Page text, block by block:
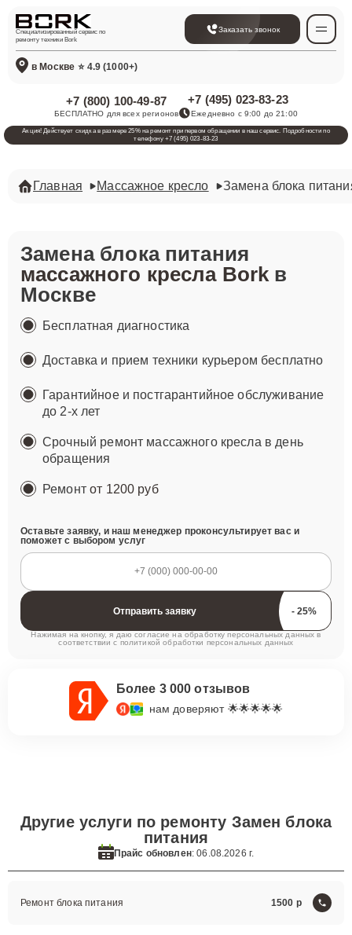
Специализированный сервис по
ремонту техники Bork
Заказать звонок
в Москве ⭐ 4.9 (1000+)
+7 (800) 100-49-87
БЕСПЛАТНО для всех регионов
+7 (495) 023-83-23
Ежедневно с 9:00 до 21:00
Акция! Действует скидка в размере 25% на ремонт при первом обращении в наш сервис. Подробности по
телефону +7 (495) 023-83-23
Главная Массажное кресло Замена блока
Замена блока питания
массажного кресла Borkв
Москве
Бесплатная диагностика
Доставка и прием техники курьером бесплатно
Гарантийное и постгарантийное обслуживание
до 2-х лет
Срочный ремонт массажного кресла в день
обращения
Ремонтот 1200 руб
Оставьте заявку, и наш менеджер проконсультирует вас и
поможет с выбором услуг
Отправить заявку
Нажимая на кнопку, я даю согласие на обработку персональных данных в
соответствии с политикой обработки персональных данных
Более 3 000 отзывов
нам доверяют 🌟🌟🌟🌟🌟
Другие услуги по ремонту Замен блока
питания
Прайс обновлен: 06.08.2026 г.
Ремонт блока питания 1500